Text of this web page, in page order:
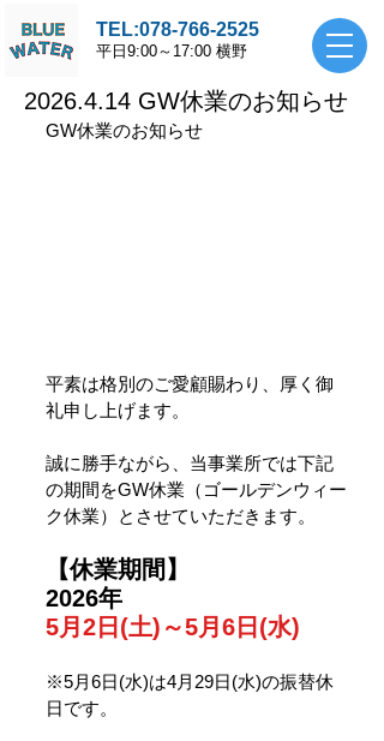
TEL:078-766-2525
平 日9:00～17:00 横野
2026.4.14 GW休業のお知らせ
GW休業のお知らせ
平素は格別のご愛顧賜わり、厚く御
礼申し上げます。
誠に勝手ながら、当事業所では下記
の期間をGW休業（ゴールデンウィー
ク休業）とさせていただきます。
【休業期間】
2026年
5月2日(土)～5月6日(水)
※5月6日(水)は4月29日(水)の振替休
日です。